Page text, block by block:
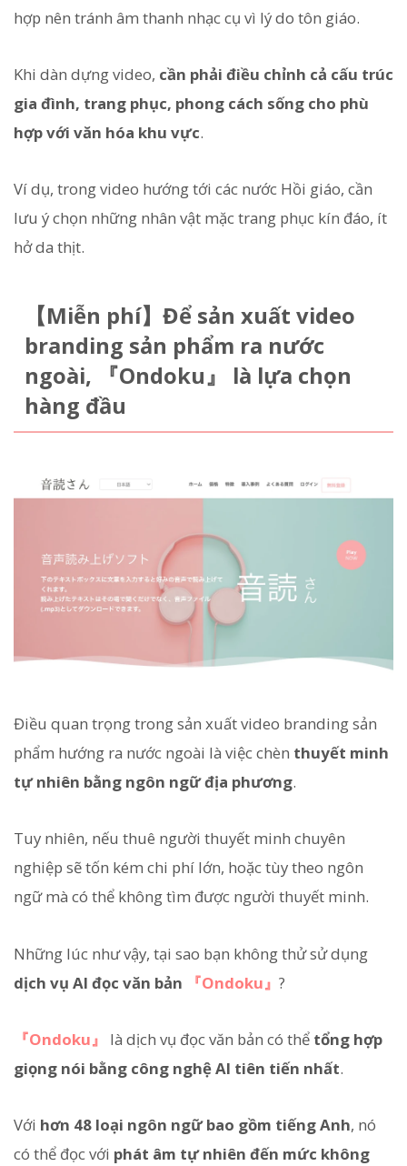
hợp nên tránh âm thanh nhạc cụ vì lý do tôn giáo.
Khi dàn dựng video, cần phải điều chỉnh cả cấu trúc
gia đình, trang phục, phong cách sống cho phù
hợp với văn hóa khu vực.
Ví dụ, trong video hướng tới các nước Hồi giáo, cần
lưu ý chọn những nhân vật mặc trang phục kín đáo, ít
hở da thịt.
【Miễn phí】Để sản xuất video
branding sản phẩm ra nước
ngoài, 『Ondoku』 là lựa chọn
hàng đầu
Điều quan trọng trong sản xuất video branding sản
phẩm hướng ra nước ngoài là việc chèn thuyết minh
tự nhiên bằng ngôn ngữ địa phương.
Tuy nhiên, nếu thuê người thuyết minh chuyên
nghiệp sẽ tốn kém chi phí lớn, hoặc tùy theo ngôn
ngữ mà có thể không tìm được người thuyết minh.
Những lúc như vậy, tại sao bạn không thử sử dụng
dịch vụ AI đọc văn bản
『Ondoku』 ?
『Ondoku』 là dịch vụ đọc văn bản có thể tổng hợp
giọng nói bằng công nghệ AI tiên tiến nhất.
Với hơn 48 loại ngôn ngữ bao gồm tiếng Anh, nó
có thể đọc với phát âm tự nhiên đến mức không